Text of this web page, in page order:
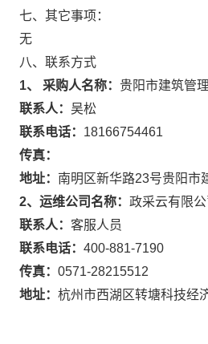
七、其它事项：
无
八、联系方式
1、 采购人名称： 贵阳市建筑管
联系人： 吴松
联系电话： 18166754461
传真：
地址： 南明区新华路23号贵阳市
2、运维公司名称： 政采云有限公
联系人： 客服人员
联系电话： 400-881-7190
传真： 0571-28215512
地址： 杭州市西湖区转塘科技经